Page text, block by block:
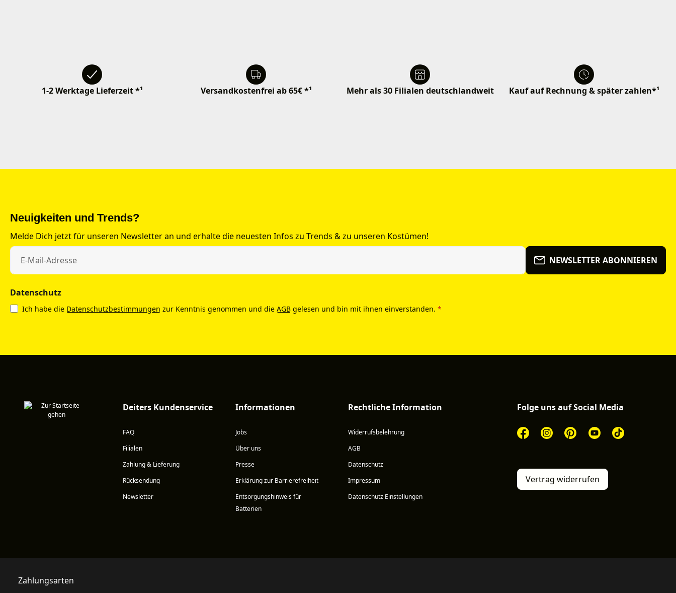
1-2 Werktage Lieferzeit *¹ Versandkostenfrei ab 65€ *¹ Mehr als 30 Filialen deutschlandweit Kauf auf Rechnung & später zahlen*¹
Neuigkeiten und Trends?
Melde Dich jetzt für unseren Newsletter an und erhalte die neuesten Infos zu Trends & zu unseren Kostümen!
NEWSLETTER ABONNIEREN
Datenschutz
Ich habe die Datenschutzbestimmungen zur Kenntnis genommen und die AGB gelesen und bin mit ihnen einverstanden. *
Deiters Kundenservice
FAQ
Filialen
Zahlung & Lieferung
Rücksendung
Newsletter
Informationen
Jobs
Über uns
Presse
Erklärung zur Barrierefreiheit
Entsorgungshinweis für
Batterien
Rechtliche Information
Widerrufsbelehrung
AGB
Datenschutz
Impressum
Datenschutz Einstellungen
Folge uns auf Social Media
Vertrag widerrufen
Zahlungsarten